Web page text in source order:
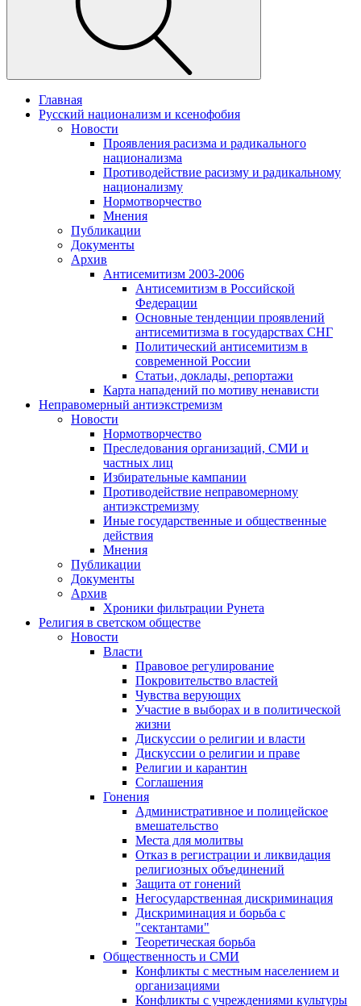
Главная
Русский национализм и ксенофобия
Новости
Проявления расизма и радикального
национализма
Противодействие расизму и радикальному
национализму
Нормотворчество
Мнения
Публикации
Документы
Архив
Антисемитизм 2003-2006
Антисемитизм в Российской
Федерации
Основные тенденции проявлений
антисемитизма в государствах СНГ
Политический антисемитизм в
современной России
Статьи, доклады, репортажи
Карта нападений по мотиву ненависти
Неправомерный антиэкстремизм
Новости
Нормотворчество
Преследования организаций, СМИ и
частных лиц
Избирательные кампании
Противодействие неправомерному
антиэкстремизму
Иные государственные и общественные
действия
Мнения
Публикации
Документы
Архив
Хроники фильтрации Рунета
Религия в светском обществе
Новости
Власти
Правовое регулирование
Покровительство властей
Чувства верующих
Участие в выборах и в политической
жизни
Дискуссии о религии и власти
Дискуссии о религии и праве
Религии и карантин
Соглашения
Гонения
Административное и полицейское
вмешательство
Места для молитвы
Отказ в регистрации и ликвидация
религиозных объединений
Защита от гонений
Негосударственная дискриминация
Дискриминация и борьба с
"сектантами"
Теоретическая борьба
Общественность и СМИ
Конфликты с местным населением и
организациями
Конфликты с учреждениями культуры